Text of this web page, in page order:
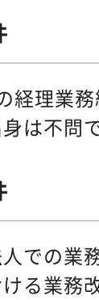
経理業
は不問
での業
る業務